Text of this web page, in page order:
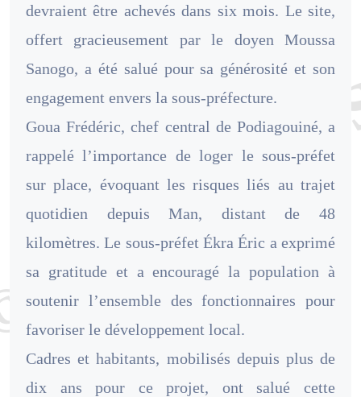
devraient être achevés dans six mois. Le site,
offert gracieusement par le doyen Moussa
Sanogo, a été salué pour sa générosité et son
engagement envers la sous-préfecture.
Goua Frédéric, chef central de Podiagouiné, a
rappelé l’importance de loger le sous-préfet
sur place, évoquant les risques liés au trajet
quotidien depuis Man, distant de 48
kilomètres. Le sous-préfet Ékra Éric a exprimé
sa gratitude et a encouragé la population à
soutenir l’ensemble des fonctionnaires pour
favoriser le développement local.
Cadres et habitants, mobilisés depuis plus de
dix ans pour ce projet, ont salué cette